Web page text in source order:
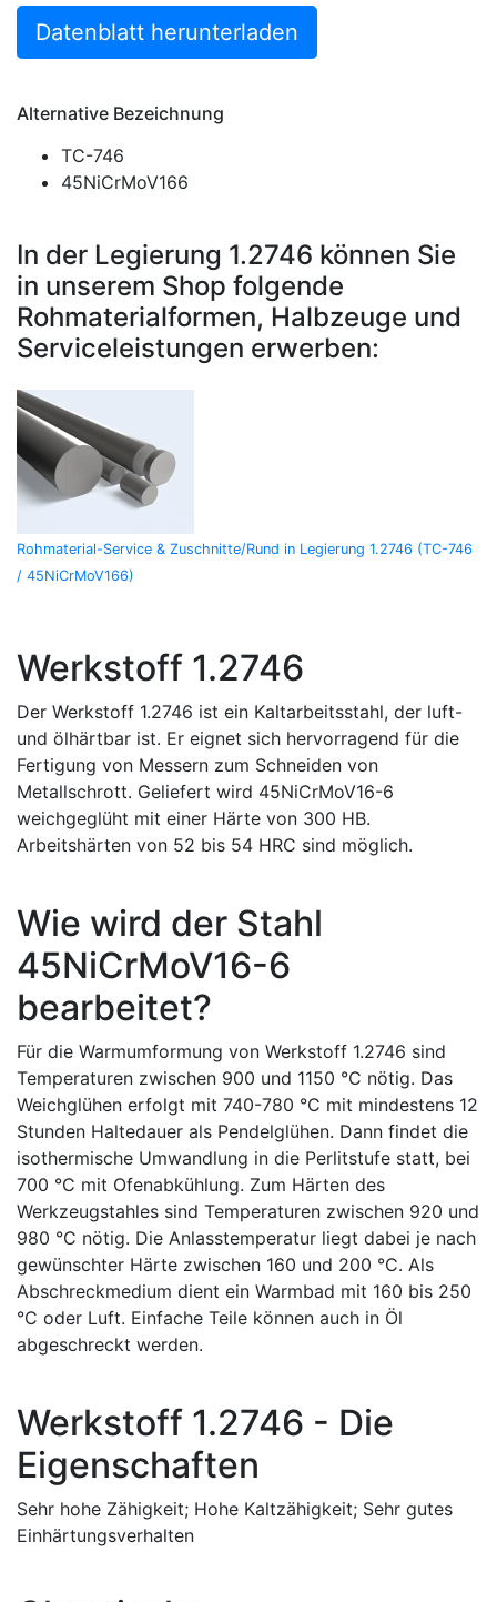
Datenblatt herunterladen
Alternative Bezeichnung
TC-746
45NiCrMoV166
In der Legierung 1.2746 können Sie
in unserem Shop folgende
Rohmaterialformen, Halbzeuge und
Serviceleistungen erwerben:
Rohmaterial-Service & Zuschnitte/Rund in Legierung 1.2746 (TC-746
/ 45NiCrMoV166)
Werkstoff 1.2746
Der Werkstoff 1.2746 ist ein Kaltarbeitsstahl, der luft-
und ölhärtbar ist. Er eignet sich hervorragend für die
Fertigung von Messern zum Schneiden von
Metallschrott. Geliefert wird 45NiCrMoV16-6
weichgeglüht mit einer Härte von 300 HB.
Arbeitshärten von 52 bis 54 HRC sind möglich.
Wie wird der Stahl
45NiCrMoV16-6
bearbeitet?
Für die Warmumformung von Werkstoff 1.2746 sind
Temperaturen zwischen 900 und 1150 °C nötig. Das
Weichglühen erfolgt mit 740-780 °C mit mindestens 12
Stunden Haltedauer als Pendelglühen. Dann findet die
isothermische Umwandlung in die Perlitstufe statt, bei
700 °C mit Ofenabkühlung. Zum Härten des
Werkzeugstahles sind Temperaturen zwischen 920 und
980 °C nötig. Die Anlasstemperatur liegt dabei je nach
gewünschter Härte zwischen 160 und 200 °C. Als
Abschreckmedium dient ein Warmbad mit 160 bis 250
°C oder Luft. Einfache Teile können auch in Öl
abgeschreckt werden.
Werkstoff 1.2746 - Die
Eigenschaften
Sehr hohe Zähigkeit; Hohe Kaltzähigkeit; Sehr gutes
Einhärtungsverhalten